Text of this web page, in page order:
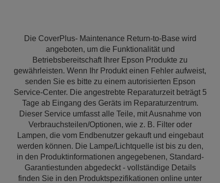
Die CoverPlus- Maintenance Return-to-Base wird
angeboten, um die Funktionalität und
Betriebsbereitschaft Ihrer Epson Produkte zu
gewährleisten. Wenn Ihr Produkt einen Fehler aufweist,
senden Sie es bitte zu einem autorisierten Epson
Service-Center. Die angestrebte Reparaturzeit beträgt 5
Tage ab Eingang des Geräts im Reparaturzentrum.
Dieser Service umfasst alle Teile, mit Ausnahme von
Verbrauchsteilen/Optionen, wie z. B. Filter oder
Lampen, die vom Endbenutzer gekauft und eingebaut
werden können. Die Lampe/Lichtquelle ist bis zu den,
in den Produktinformationen angegebenen, Standard-
Garantiestunden abgedeckt - vollständige Details
finden Sie in den Produktspezifikationen online unter